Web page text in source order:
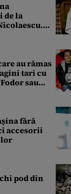
de la
au rămas
tari cu
sau
fără
accesorii
pod din